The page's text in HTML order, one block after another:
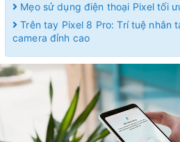
Mẹo sử dụng điện thoại Pixel tối
Trên tay Pixel 8 Pro: Trí tuệ nhân
camera đỉnh cao